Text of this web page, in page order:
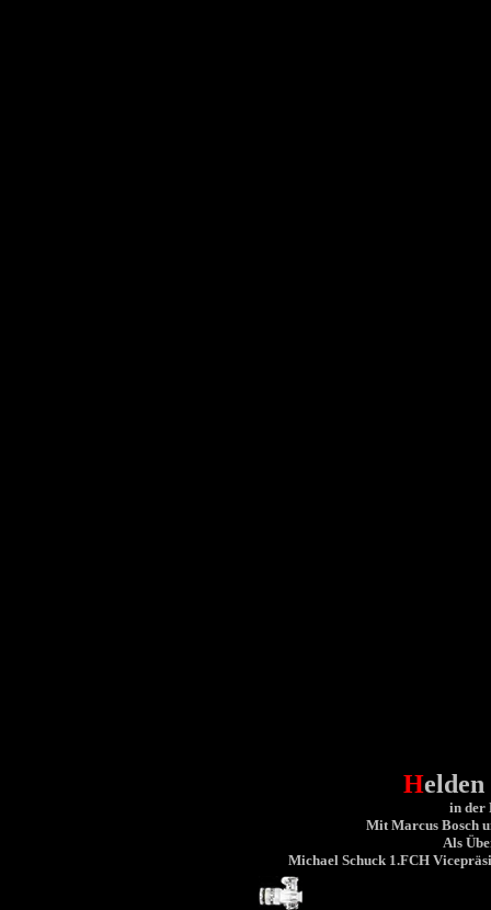
H
in der
Mit Marcus Bosch
Als
Michael Schuck 1.FCH